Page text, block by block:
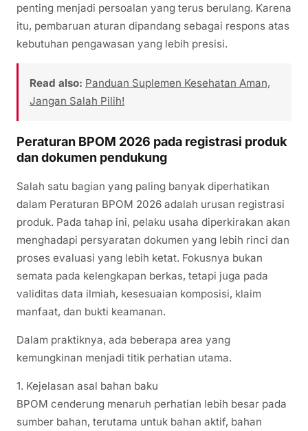
penting menjadi persoalan yang terus berulang. Karena
itu, pembaruan aturan dipandang sebagai respons atas
kebutuhan pengawasan yang lebih presisi.
Read also: Panduan Suplemen Kesehatan Aman,
Jangan Salah Pilih!
Peraturan BPOM 2026 pada registrasi produk
dan dokumen pendukung
Salah satu bagian yang paling banyak diperhatikan
dalam Peraturan BPOM 2026 adalah urusan registrasi
produk. Pada tahap ini, pelaku usaha diperkirakan akan
menghadapi persyaratan dokumen yang lebih rinci dan
proses evaluasi yang lebih ketat. Fokusnya bukan
semata pada kelengkapan berkas, tetapi juga pada
validitas data ilmiah, kesesuaian komposisi, klaim
manfaat, dan bukti keamanan.
Dalam praktiknya, ada beberapa area yang
kemungkinan menjadi titik perhatian utama.
1. Kejelasan asal bahan baku
BPOM cenderung menaruh perhatian lebih besar pada
sumber bahan, terutama untuk bahan aktif, bahan